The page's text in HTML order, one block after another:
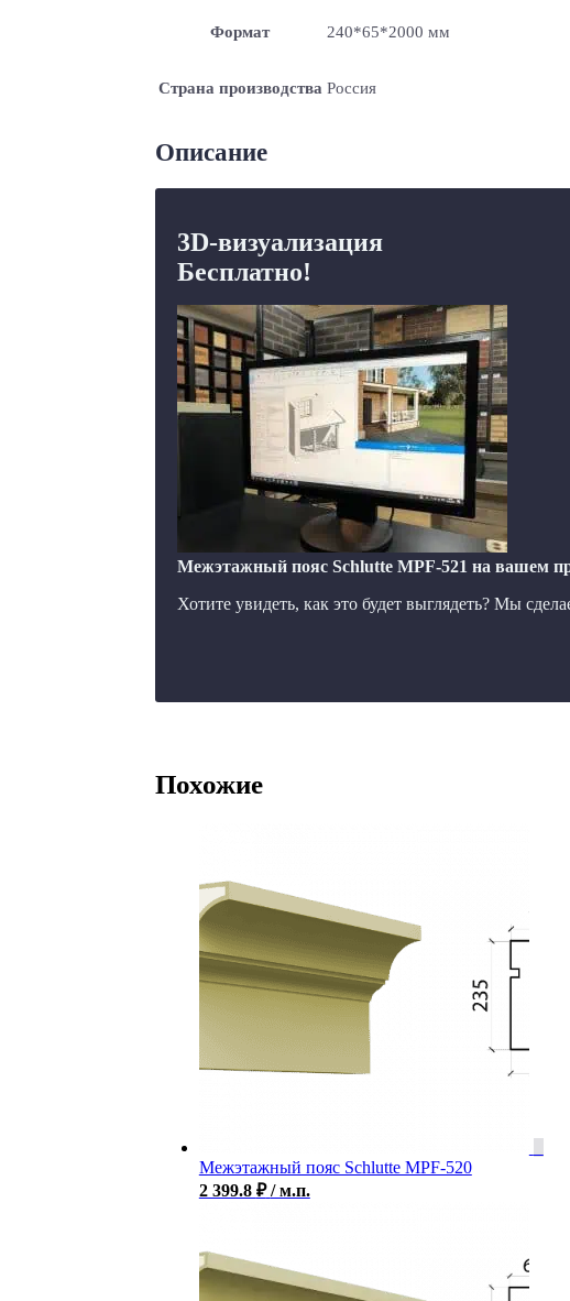
Формат 240*65*2000 мм
Страна производства Россия
Описание
3D-визуализация
Бесплатно!
Межэтажный пояс Schlutte MPF-521 на вашем
Хотите увидеть, как это будет выглядеть? Мы
Похожие
Межэтажный пояс Schlutte MPF-520
2 399.8 ₽ / м.п.